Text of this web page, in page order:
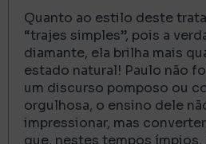
Quanto ao estilo deste
“trajes simples”, pois a
diamante, ela brilha mais
estado natural! Paulo não
um discurso pomposo ou
orgulhosa, o ensino dele
impressionar, mas
que, nestes tempos